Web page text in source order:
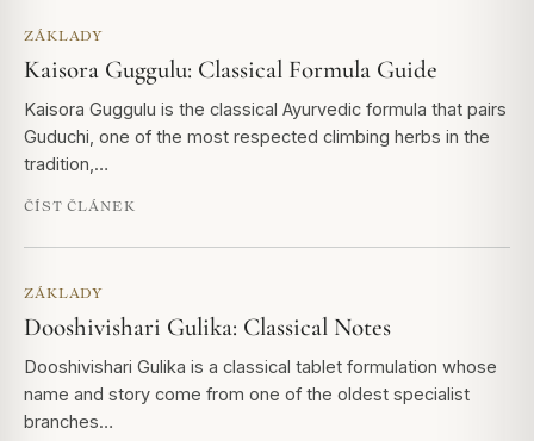
ZÁKLADY
Kaisora Guggulu: Classical Formula Guide
Kaisora Guggulu is the classical Ayurvedic formula that pairs
Guduchi, one of the most respected climbing herbs in the
tradition,…
ČÍST ČLÁNEK
ZÁKLADY
Dooshivishari Gulika: Classical Notes
Dooshivishari Gulika is a classical tablet formulation whose
name and story come from one of the oldest specialist
branches…